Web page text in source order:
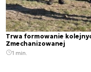
Trwa formowanie
Zmechanizowanej
1 min.